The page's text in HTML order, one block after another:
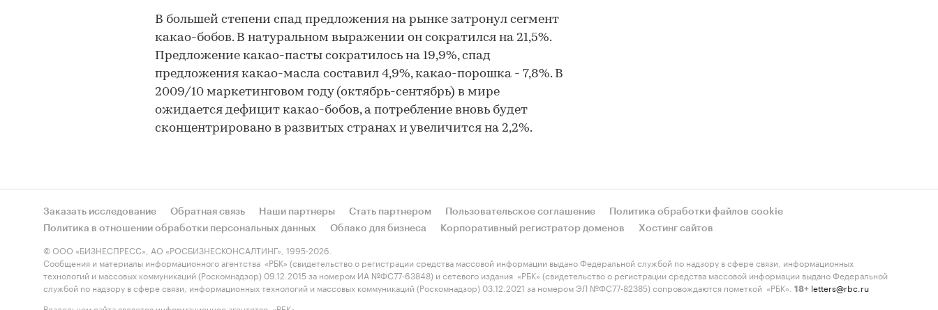
В большей степени спад предложения на рынке затронул сегмент
какао-бобов. В натуральном выражении он сократился на 21,5%.
Предложение какао-пасты сократилось на 19,9%, спад
предложения какао-масла составил 4,9%, какао-порошка - 7,8%. В
2009/10 маркетинговом году (октябрь-сентябрь) в мире
ожидается дефицит какао-бобов, а потребление вновь будет
сконцентрировано в развитых странах и увеличится на 2,2%.
Заказать исследование Обратная связь Наши партнеры Стать партнером Пользовательское соглашение
Политика обработки файлов cookie
Политика в отношении обработки персональных данных
Облако для бизнеса Корпоративный регистратор доменов Хостинг сайтов
© ООО «БИЗНЕСПРЕСС», АО «РОСБИЗНЕСКОНСАЛТИНГ», 1995-2026.
Сообщения и материалы информационного агентства «РБК» (свидетельство о регистрации средства массовой информации выдано Федеральной службой по надзору в сфере связи, информационных
технологий и массовых коммуникаций (Роскомнадзор) 09.12.2015 за номером ИА №ФС77-63848) и сетевого издания «РБК» (свидетельство о регистрации средства массовой информации выдано Федеральной
службой по надзору в сфере связи, информационных технологий и массовых коммуникаций (Роскомнадзор) 03.12.2021 за номером ЭЛ №ФС77-82385) сопровождаются пометкой «РБК».
18+ letters@rbc.ru